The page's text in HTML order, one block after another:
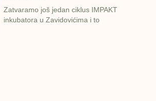
Zatvaramo još jedan ciklus IMPAKT
inkubatora u Zavidovićima i to